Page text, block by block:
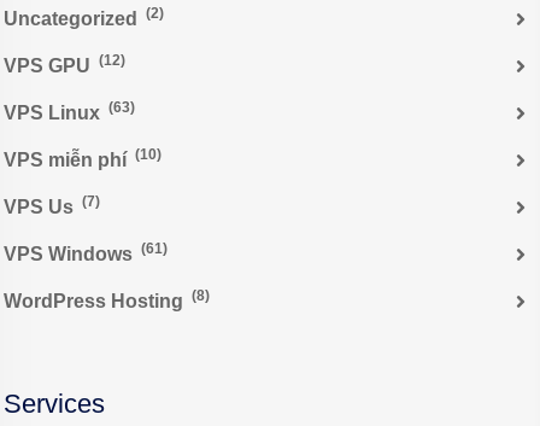
Uncategorized (2)
VPS GPU (12)
VPS Linux (63)
VPS miễn phí (10)
VPS Us (7)
VPS Windows (61)
WordPress Hosting (8)
Services